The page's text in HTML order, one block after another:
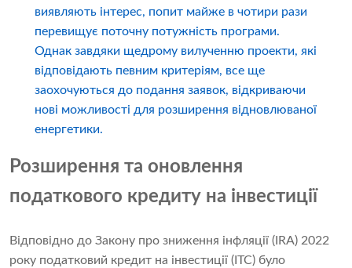
виявляють інтерес, попит майже в чотири рази
перевищує поточну потужність програми.
Однак завдяки щедрому вилученню проекти, які
відповідають певним критеріям, все ще
заохочуються до подання заявок, відкриваючи
нові можливості для розширення відновлюваної
Розширення та оновлення
податкового кредиту на інвестиції
Відповідно до Закону про зниження інфляції (IRA) 2022
року податковий кредит на інвестиції (ITC) було